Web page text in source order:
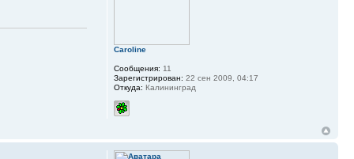
Caroline
Сообщения: 11
Зарегистрирован: 22 сен 2009, 04:17
Откуда: Калининград